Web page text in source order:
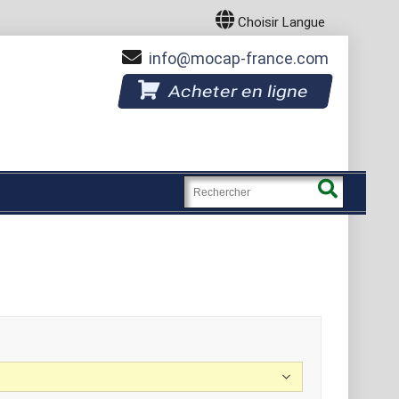
Choisir Langue
info
mocap-france.com
Acheter en ligne